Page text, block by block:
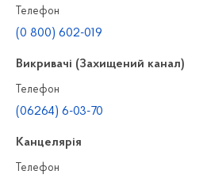
Телефон
(0 800) 602-019
Викривачі (Захищений канал)
Телефон
(06264) 6-03-70
Канцелярiя
Телефон